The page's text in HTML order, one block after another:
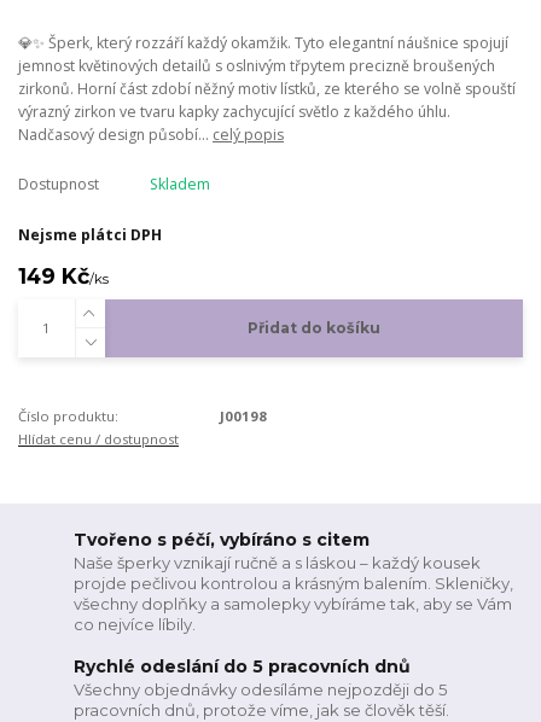
💎✨ Šperk, který rozzáří každý okamžik. Tyto elegantní náušnice spojují
jemnost květinových detailů s oslnivým třpytem precizně broušených
zirkonů. Horní část zdobí něžný motiv lístků, ze kterého se volně spouští
výrazný zirkon ve tvaru kapky zachycující světlo z každého úhlu.
Nadčasový design působí... celý popis
Dostupnost Skladem
Nejsme plátci DPH
149 Kč/ks
Přidat do košíku
Číslo produktu:
J00198
Hlídat cenu / dostupnost
Tvořeno s péčí, vybíráno s citem
Naše šperky vznikají ručně a s láskou – každý kousek
projde pečlivou kontrolou a krásným balením. Skleničky,
všechny doplňky a samolepky vybíráme tak, aby se Vám
co nejvíce líbily.
Rychlé odeslání do 5 pracovních dnů
Všechny objednávky odesíláme nejpozději do 5
pracovních dnů, protože víme, jak se člověk těší.